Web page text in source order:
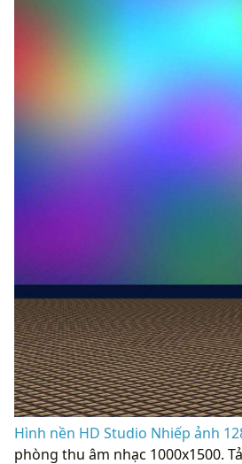
Hình nền HD Studio Nhiếp ảnh
phòng thu âm nhạc 1000x1500.